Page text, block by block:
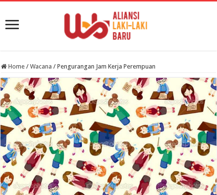
Home / Wacana / Pengurangan Jam Kerja Perempuan